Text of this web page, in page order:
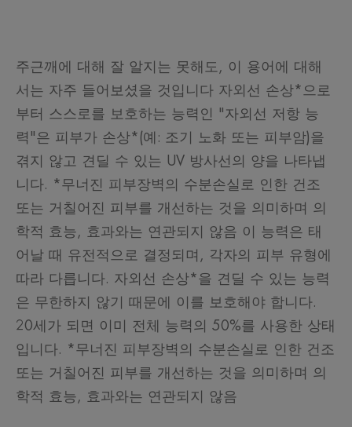
주근깨에 대해 잘 알지는 못해도, 이 용어에 대해
서는 자주 들어보셨을 것입니다 자외선 손상*으로
부터 스스로를 보호하는 능력인 "자외선 저항 능
력"은 피부가 손상*(예: 조기 노화 또는 피부암)을
겪지 않고 견딜 수 있는 UV 방사선의 양을 나타냅
니다. *무너진 피부장벽의 수분손실로 인한 건조
또는 거칠어진 피부를 개선하는 것을 의미하며 의
학적 효능, 효과와는 연관되지 않음 이 능력은 태
어날 때 유전적으로 결정되며, 각자의 피부 유형에
따라 다릅니다. 자외선 손상*을 견딜 수 있는 능력
은 무한하지 않기 때문에 이를 보호해야 합니다.
20세가 되면 이미 전체 능력의 50%를 사용한 상태
입니다. *무너진 피부장벽의 수분손실로 인한 건조
또는 거칠어진 피부를 개선하는 것을 의미하며 의
학적 효능, 효과와는 연관되지 않음